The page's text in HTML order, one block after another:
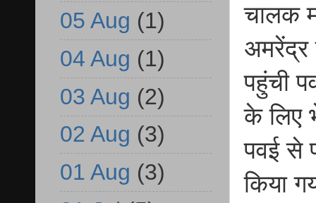
चालक
अमरेंद्र
पहुंची
के लिए
पवई से
किया
05 Aug (1)
04 Aug (1)
03 Aug (2)
02 Aug (3)
01 Aug (3)